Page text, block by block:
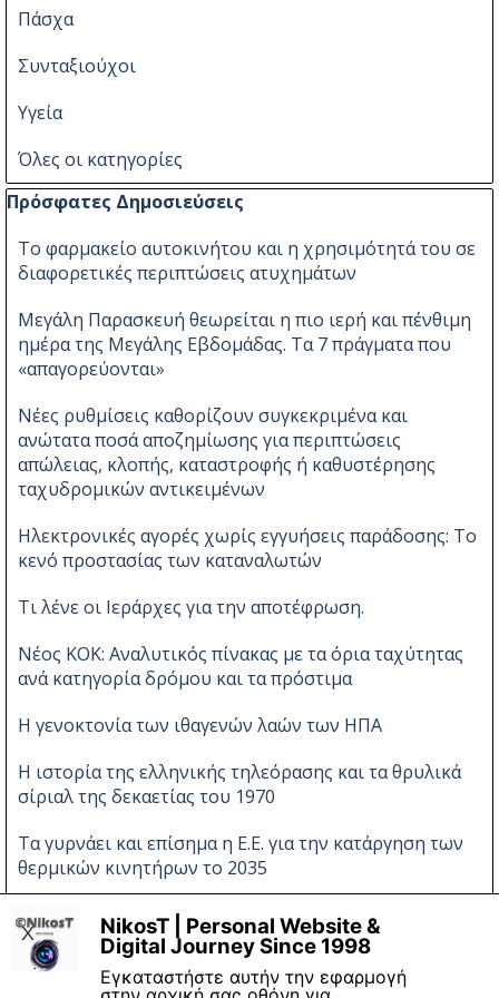
Πάσχα
Συνταξιούχοι
Υγεία
Όλες οι κατηγορίες
Παράλειψη μπλόκ Πρόσφατες Δημοσιεύσεις
Πρόσφατες Δημοσιεύσεις
Το φαρμακείο αυτοκινήτου και η χρησιμότητά του σε
διαφορετικές περιπτώσεις ατυχημάτων
Μεγάλη Παρασκευή θεωρείται η πιο ιερή και πένθιμη
ημέρα της Μεγάλης Εβδομάδας. Τα 7 πράγματα που
«απαγορεύονται»
Νέες ρυθμίσεις καθορίζουν συγκεκριμένα και
ανώτατα ποσά αποζημίωσης για περιπτώσεις
απώλειας, κλοπής, καταστροφής ή καθυστέρησης
ταχυδρομικών αντικειμένων
Ηλεκτρονικές αγορές χωρίς εγγυήσεις παράδοσης: Το
κενό προστασίας των καταναλωτών
Τι λένε οι Ιεράρχες για την αποτέφρωση.
Νέος ΚΟΚ: Αναλυτικός πίνακας με τα όρια ταχύτητας
ανά κατηγορία δρόμου και τα πρόστιμα
Η γενοκτονία των ιθαγενών λαών των ΗΠΑ
Η ιστορία της ελληνικής τηλεόρασης και τα θρυλικά
σίριαλ της δεκαετίας του 1970
Τα γυρνάει και επίσημα η Ε.Ε. για την κατάργηση των
θερμικών κινητήρων το 2035
Νέες αλλαγές στον ΚΟΚ
NikosT | Personal Website &
Digital Journey Since 1998
Εγκαταστήστε αυτήν την εφαρμογή
X